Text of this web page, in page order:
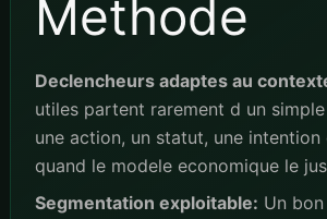
Methode
Declencheurs adaptes au
utiles partent rarement d un
une action, un statut, une
quand le modele economique le
Segmentation exploitable: Un